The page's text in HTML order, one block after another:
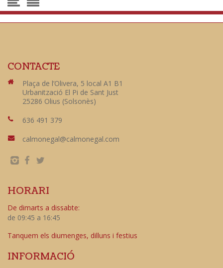
CONTACTE
Plaça de l’Olivera, 5 local A1 B1
Urbanització El Pi de Sant Just
25286 Olius (Solsonès)
636 491 379
calmonegal@calmonegal.com
HORARI
De dimarts a dissabte:
de 09:45 a 16:45
Tanquem els diumenges, dilluns i festius
INFORMACIÓ